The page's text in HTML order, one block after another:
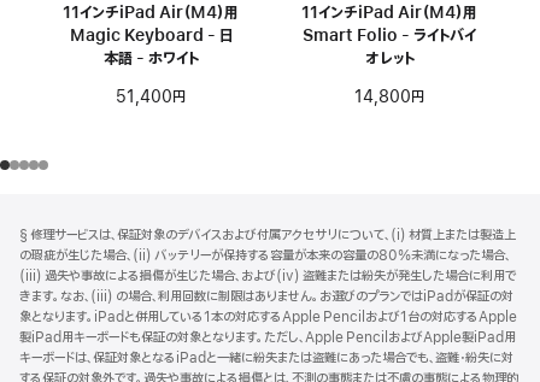
11インチiPad Air（M4）用
Magic Keyboard - 日
本語 - ホワイト
51,400円
11インチiPad Air（M4）用
Smart Folio - ライトバイ
オレット
14,800円
ッ
タ
ー
注
§ 修理サービスは、保証対象のデバイスおよび付属アクセサリについて、(i) 材質上または製造上
の瑕疵が生じた場合、(ii) バッテリーが保持する容量が本来の容量の80%未満になった場合、
(iii) 過失や事故による損傷が生じた場合、および(iv) 盗難または紛失が発生した場合に利用で
きます。なお、(iii) の場合、利用回数に制限はありません。お選びのプランではiPadが保証の対
象となります。iPadと併用している1本の対応するApple Pencilおよび1台の対応するApple
製iPad用キーボードも保証の対象となります。ただし、Apple PencilおよびApple製iPad用
キーボードは、保証対象となるiPadと一緒に紛失または盗難にあった場合でも、盗難・紛失に対
する保証の対象外です。過失や事故による損傷とは、不測の事態または不慮の事態による物理的